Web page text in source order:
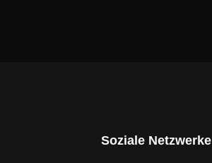
Soziale Netzwerke